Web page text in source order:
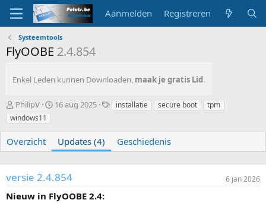
Aanmelden Registreren
Systeemtools
FlyOOBE 2.4.854
Enkel Leden kunnen Downloaden, maak je gratis Lid.
A
u
t
u
PhilipV
G
o
p
16 aug 2025
T installatie secure boot
tpm
windows11
Overzicht Updates (4) Geschiedenis
versie 2.4.854 6 jan 2026
Nieuw in FlyOOBE 2.4: